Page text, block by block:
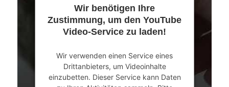
Mehr Informationen
powered byUsercentrics Consent
Management Platform&eRecht24
Wir benötigen Ihre
Zustimmung, um den YouTube
Video-Service zu laden!
Wir verwenden einen Service eines
Drittanbieters, um Videoinhalte
einzubetten. Dieser Service kann Daten